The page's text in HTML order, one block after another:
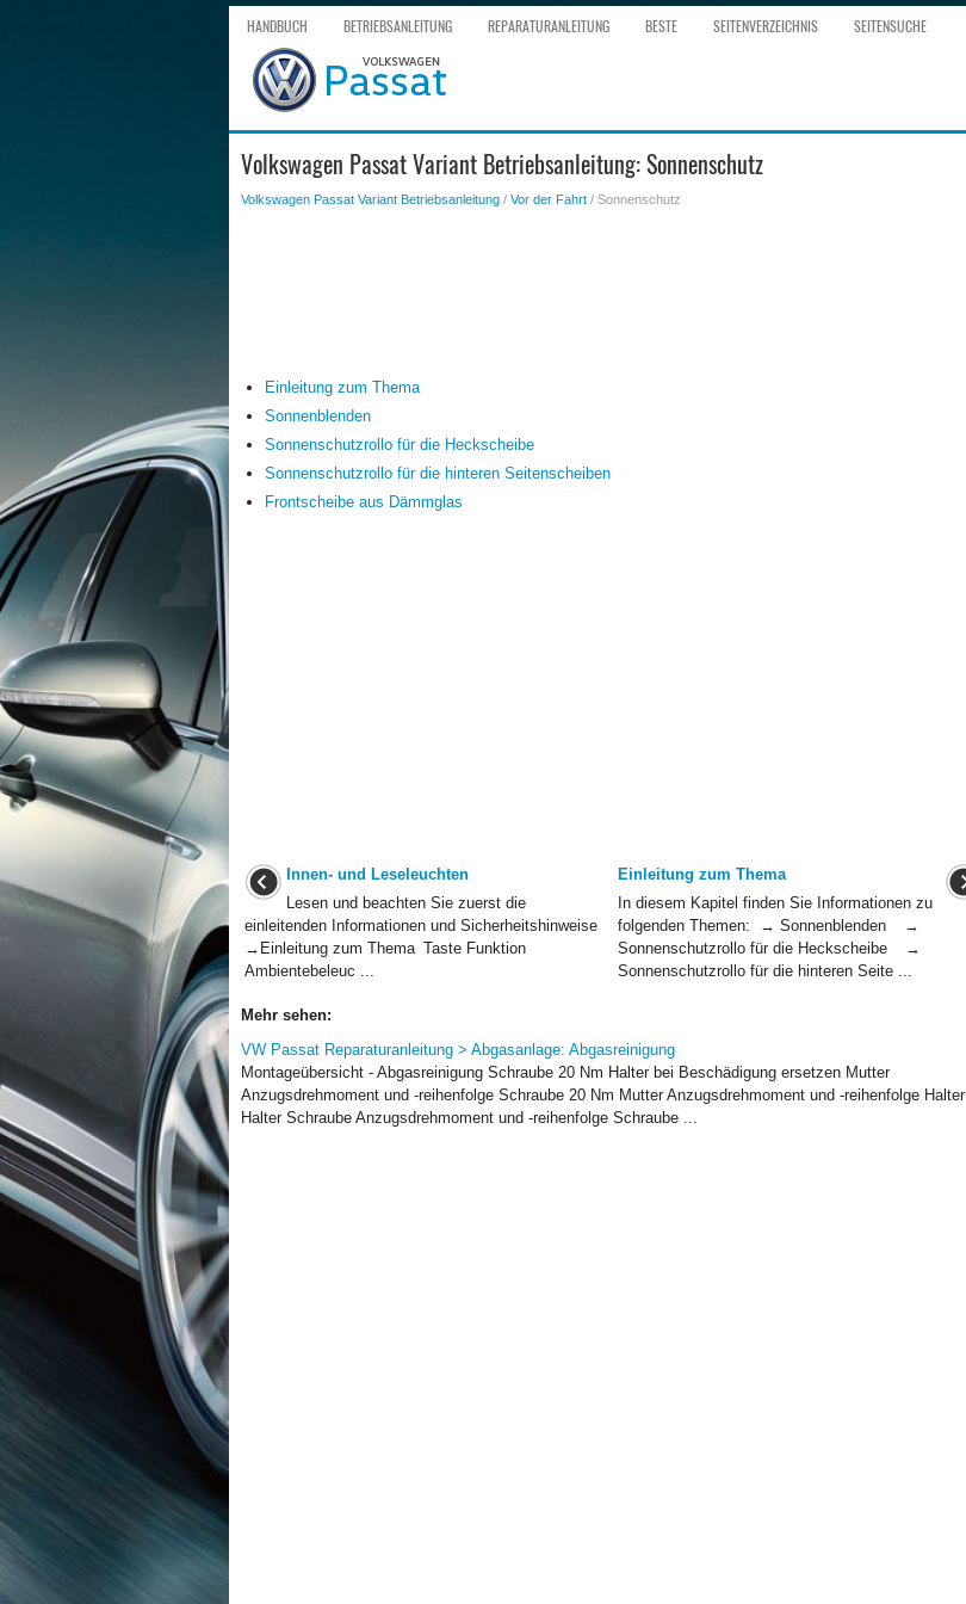
HANDBUCH BETRIEBSANLEITUNG REPARATURANLEITUNG BESTE SEITENVERZEICHNIS SEITENSUCHE
Volkswagen Passat Variant Betriebsanleitung: Sonnenschutz
Volkswagen Passat Variant Betriebsanleitung / Vor der Fahrt / Sonnenschutz
Einleitung zum Thema
Sonnenblenden
Sonnenschutzrollo für die Heckscheibe
Sonnenschutzrollo für die hinteren Seitenscheiben
Frontscheibe aus Dämmglas
Innen- und Leseleuchten
Lesen und beachten Sie zuerst die
einleitenden Informationen und Sicherheitshinweise
→Einleitung zum Thema Taste Funktion
Ambientebeleuc ...
Einleitung zum Thema
In diesem Kapitel finden Sie Informationen zu
folgenden Themen: → Sonnenblenden →
Sonnenschutzrollo für die Heckscheibe →
Sonnenschutzrollo für die hinteren Seite ...
Mehr sehen:
VW Passat Reparaturanleitung > Abgasanlage: Abgasreinigung
Montageübersicht - Abgasreinigung Schraube 20 Nm Halter bei Beschädigung ersetzen Mutter
Anzugsdrehmoment und -reihenfolge Schraube 20 Nm Mutter Anzugsdrehmoment und -reihenfolge Halter
Halter Schraube Anzugsdrehmoment und -reihenfolge Schraube ...